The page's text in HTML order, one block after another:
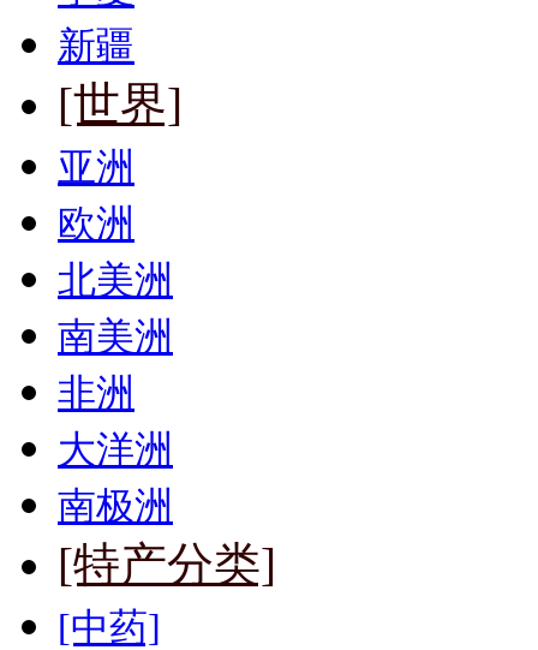
新疆
[世界]
亚洲
欧洲
北美洲
南美洲
非洲
大洋洲
南极洲
[特产分类]
[中药]